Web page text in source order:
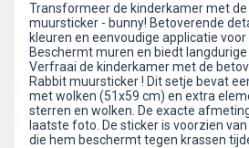
Transformeer de kinderkamer met de
muursticker - bunny! Betoverende
kleuren en eenvoudige applicatie
Beschermt muren en biedt langdurige
Verfraai de kinderkamer met de
Rabbit muursticker ! Dit setje bevat
met wolken (51x59 cm) en extra
sterren en wolken. De exacte
laatste foto. De sticker is voorzien
die hem beschermt tegen krassen